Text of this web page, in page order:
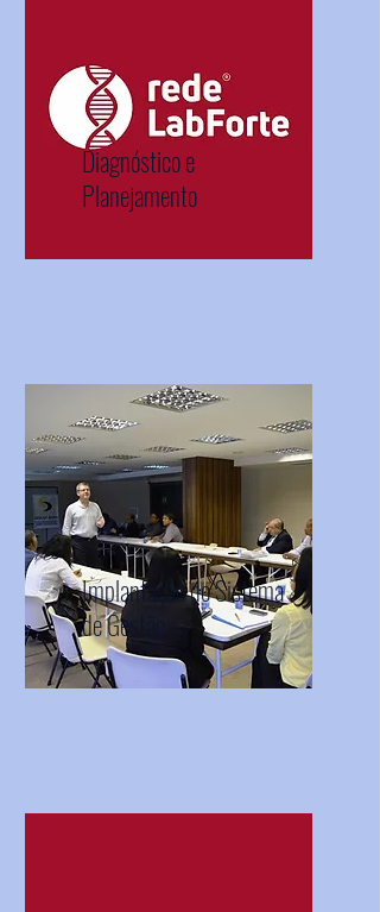
Diagnóstico e
Planejamento
Implantação do Sistema
de Gestão